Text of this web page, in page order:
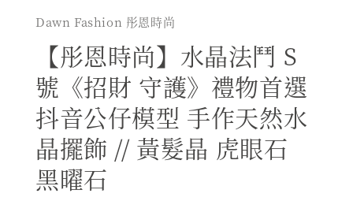
Dawn Fashion 彤恩時尚
【彤恩時尚】水晶法鬥 S
號《招財 守護》禮物首選
抖音公仔模型 手作天然水
晶擺飾 // 黃髮晶 虎眼石
黑曜石